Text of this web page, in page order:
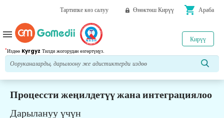
Тартипке көз салуу Өнөктөш Кирүү shopping_cart Араба
*Издөө Kyrgyz Тилди жогорудан өзгөртүңүз.
Кирүү
menu
Процессти жеңилдетүү жана интеграциялоо
Дарылануу үчүн